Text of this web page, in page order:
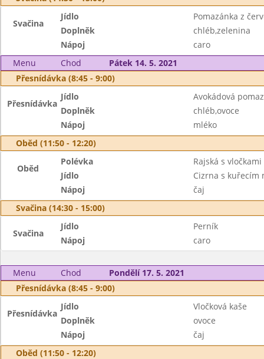
Svačina
Jídlo
Pomazánka z
Doplněk
chléb,zelenina
Nápoj
caro
Menu
Chod
Pátek 14. 5. 2021
Přesnídávka (8:45 - 9:00)
Přesnídávka
Jídlo
Avokádová
Doplněk
chléb,ovoce
Nápoj
mléko
Oběd (11:50 - 12:20)
Oběd
Polévka
Rajská s vločkami
Jídlo
Cizrna s kuřecím
Nápoj
čaj
Svačina (14:30 - 15:00)
Svačina
Jídlo
Perník
Nápoj
caro
Menu Chod
Pondělí 17. 5. 2021
Přesnídávka (8:45 - 9:00)
Přesnídávka
Jídlo
Vločková kaše
Doplněk
ovoce
Nápoj
čaj
Oběd (11:50 - 12:20)